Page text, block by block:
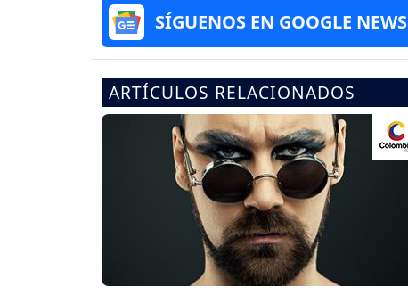
SÍGUENOS EN GOOGLE NEWS
ARTÍCULOS RELACIONADOS